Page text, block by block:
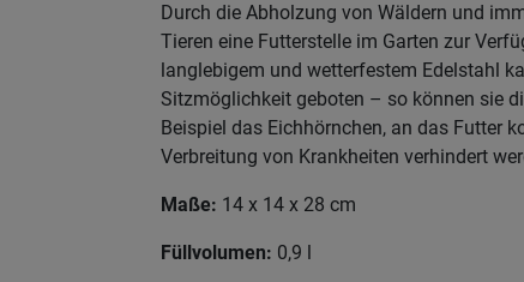
Durch die Abholzung von Wäldern und
Tieren eine Futterstelle im Garten zur
langlebigem und wetterfestem Edelstahl
Sitzmöglichkeit geboten – so können sie
Beispiel das Eichhörnchen, an das Futter
Verbreitung von Krankheiten verhindert
Maße: 14 x 14 x 28 cm
Füllvolumen: 0,9 l